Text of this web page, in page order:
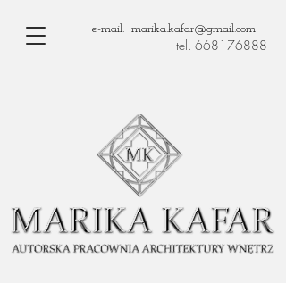
e-mail: marika.kafar@gmail.com
tel. 668176888